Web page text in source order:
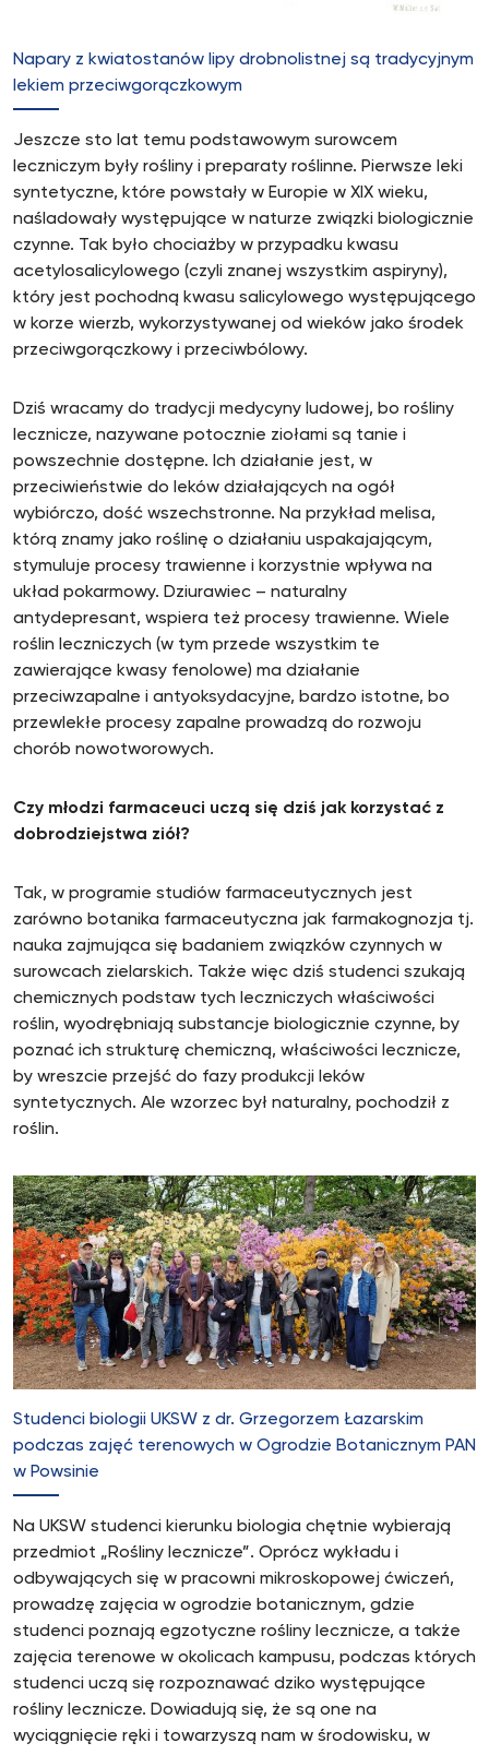
Napary z kwiatostanów lipy drobnolistnej są tradycyjnym
lekiem przeciwgorączkowym
Jeszcze sto lat temu podstawowym surowcem
leczniczym były rośliny i preparaty roślinne. Pierwsze leki
syntetyczne, które powstały w Europie w XIX wieku,
naśladowały występujące w naturze związki biologicznie
czynne. Tak było chociażby w przypadku kwasu
acetylosalicylowego (czyli znanej wszystkim aspiryny),
który jest pochodną kwasu salicylowego występującego
w korze wierzb, wykorzystywanej od wieków jako środek
przeciwgorączkowy i przeciwbólowy.
Dziś wracamy do tradycji medycyny ludowej, bo rośliny
lecznicze, nazywane potocznie ziołami są tanie i
powszechnie dostępne. Ich działanie jest, w
przeciwieństwie do leków działających na ogół
wybiórczo, dość wszechstronne. Na przykład melisa,
którą znamy jako roślinę o działaniu uspakajającym,
stymuluje procesy trawienne i korzystnie wpływa na
układ pokarmowy. Dziurawiec – naturalny
antydepresant, wspiera też procesy trawienne. Wiele
roślin leczniczych (w tym przede wszystkim te
zawierające kwasy fenolowe) ma działanie
przeciwzapalne i antyoksydacyjne, bardzo istotne, bo
przewlekłe procesy zapalne prowadzą do rozwoju
chorób nowotworowych.
Czy młodzi farmaceuci uczą się dziś jak korzystać z
dobrodziejstwa ziół?
Tak, w programie studiów farmaceutycznych jest
zarówno botanika farmaceutyczna jak farmakognozja tj.
nauka zajmująca się badaniem związków czynnych w
surowcach zielarskich. Także więc dziś studenci szukają
chemicznych podstaw tych leczniczych właściwości
roślin, wyodrębniają substancje biologicznie czynne, by
poznać ich strukturę chemiczną, właściwości lecznicze,
by wreszcie przejść do fazy produkcji leków
syntetycznych. Ale wzorzec był naturalny, pochodził z
roślin.
Studenci biologii UKSW z dr. Grzegorzem Łazarskim
podczas zajęć terenowych w Ogrodzie Botanicznym PAN
w Powsinie
Na UKSW studenci kierunku biologia chętnie wybierają
przedmiot „Rośliny lecznicze”. Oprócz wykładu i
odbywających się w pracowni mikroskopowej ćwiczeń,
prowadzę zajęcia w ogrodzie botanicznym, gdzie
studenci poznają egzotyczne rośliny lecznicze, a także
zajęcia terenowe w okolicach kampusu, podczas których
studenci uczą się rozpoznawać dziko występujące
rośliny lecznicze. Dowiadują się, że są one na
wyciągnięcie ręki i towarzyszą nam w środowisku, w